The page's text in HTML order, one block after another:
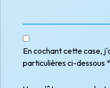
En cochant cette case,
particulières ci-dessous